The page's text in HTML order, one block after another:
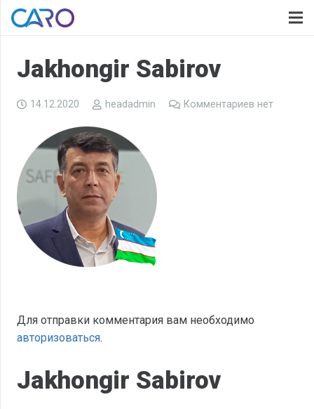
Jakhongir Sabirov
14.12.2020 headadmin Комментариев нет
Для отправки комментария вам необходимо
авторизоваться.
Jakhongir Sabirov